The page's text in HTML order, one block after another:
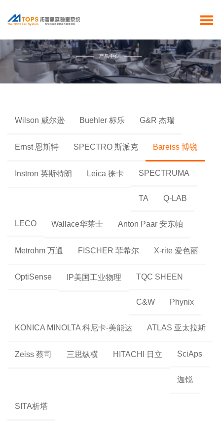
Wilson 威尔逊 Buehler 标乐 G&R 杰瑞
Ernst 恩斯特 SPECTRO 斯派克 Bareiss 博锐
Instron 英斯特朗 Leica 徕卡 SPECTRUMA
TA Q-LAB
LECO Wallace华莱士 Anton Paar 安东帕
Metrohm 万通 FISCHER 菲希尔 X-rite 爱色丽
OptiSense IP美国工业物理 TQC SHEEN
C&W Phynix
KONICA MINOLTA 科尼卡-美能达 ATLAS 亚太拉斯
Zeiss 蔡司 三思纵横 HITACHI 日立 SciAps
迦锐
SITA析塔